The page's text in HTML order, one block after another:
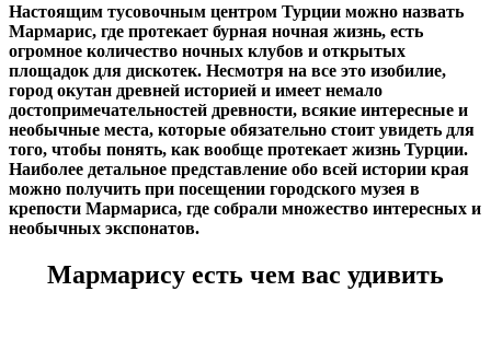
Настоящим тусовочным центром Турции можно назвать
Мармарис, где протекает бурная ночная жизнь, есть
огромное количество ночных клубов и открытых
площадок для дискотек. Несмотря на все это изобилие,
город окутан древней историей и имеет немало
достопримечательностей древности, всякие интересные и
необычные места, которые обязательно стоит увидеть для
того, чтобы понять, как вообще протекает жизнь Турции.
Наиболее детальное представление обо всей истории края
можно получить при посещении городского музея в
крепости Мармариса, где собрали множество интересных и
необычных экспонатов.
Мармарису есть чем вас удивить